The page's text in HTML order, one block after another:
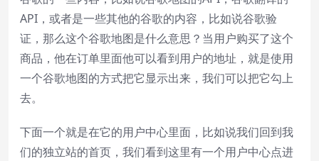
API，或者是一些其他的谷歌的内容，比如说谷歌验
证，那么这个谷歌地图是什么意思？当用户购买了这个
商品，他在订单里面他可以看到用户的地址，就是使用
一个谷歌地图的方式把它显示出来，我们可以把它勾上
去。
下面一个就是在它的用户中心里面，比如说我们回到我
们的独立站的首页，我们看到这里有一个用户中心点进